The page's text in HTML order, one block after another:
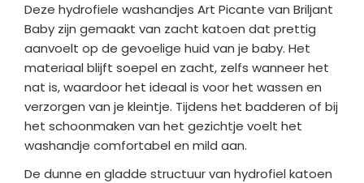
Deze hydrofiele washandjes Art Picante van Briljant
Baby zijn gemaakt van zacht katoen dat prettig
aanvoelt op de gevoelige huid van je baby. Het
materiaal blijft soepel en zacht, zelfs wanneer het
nat is, waardoor het ideaal is voor het wassen en
verzorgen van je kleintje. Tijdens het badderen of bij
het schoonmaken van het gezichtje voelt het
washandje comfortabel en mild aan.
De dunne en gladde structuur van hydrofiel katoen